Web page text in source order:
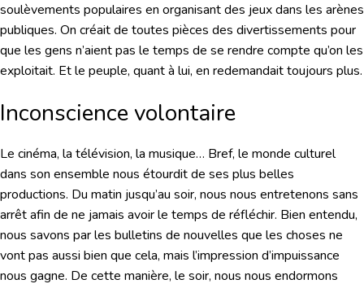
soulèvements populaires en organisant des jeux dans les arènes
publiques. On créait de toutes pièces des divertissements pour
que les gens n’aient pas le temps de se rendre compte qu’on les
exploitait. Et le peuple, quant à lui, en redemandait toujours plus.
Inconscience volontaire
Le cinéma, la télévision, la musique… Bref, le monde culturel
dans son ensemble nous étourdit de ses plus belles
productions. Du matin jusqu’au soir, nous nous entretenons sans
arrêt afin de ne jamais avoir le temps de réfléchir. Bien entendu,
nous savons par les bulletins de nouvelles que les choses ne
vont pas aussi bien que cela, mais l’impression d’impuissance
nous gagne. De cette manière, le soir, nous nous endormons